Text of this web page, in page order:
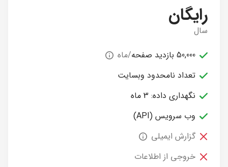
رایگان
سال
50,000 بازدید صفحه
/ماه
تعداد نامحدود وبسایت
نگهداری داده: 3 ماه
وب سرویس (API)
گزارش ایمیلی
خروجی از اطلاعات